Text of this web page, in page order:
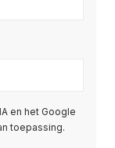
en het Google
toepassing.